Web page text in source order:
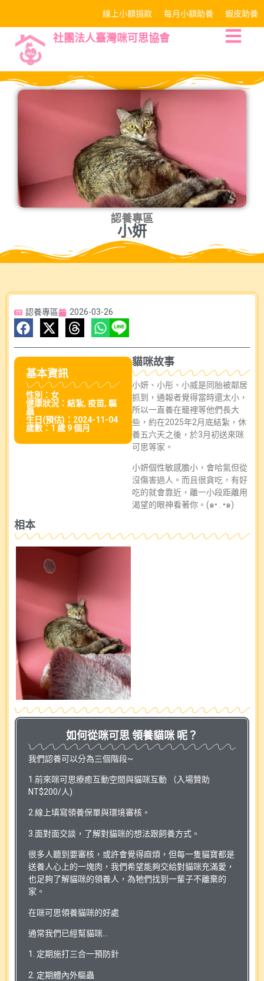
線上小額捐款 每月小額助養 蝦皮助養
社團法人臺灣咪可思協會
認養專區
小妍
認養專區 2026-03-26
基本資訊
性別：女
健康狀況：結紮, 疫苗, 驅
蟲
生日(預估)：2024-11-04
歲數：1 歲 9 個月
貓咪故事
小妍、小彤、小威是同胎被鄰居
抓到，通報者覺得當時還太小，
所以一直養在籠裡等他們長大
些，約在2025年2月底結紮，休
養五六天之後，於3月初送來咪
可思等家。
小妍個性敏感膽小，會哈氣但從
沒傷害過人。而且很貪吃，有好
吃的就會靠近，離一小段距離用
渴望的眼神看著你。(๑• . •๑)
相本
如何從咪可思 領養貓咪 呢？
我們認養可以分為三個階段~
1.前來咪可思療癒互動空間與貓咪互動 （入場贊助
NT$200/人)
2.線上填寫領養保單與環境審核。
3.面對面交談，了解對貓咪的想法跟飼養方式。
很多人聽到要審核，或許會覺得麻煩，但每一隻貓寶都是
送養人心上的一塊肉，我們希望能夠交給對貓咪充滿愛，
也足夠了解貓咪的領養人，為牠們找到一輩子不離棄的
家。
在咪可思領養貓咪的好處
通常我們已經幫貓咪…
1. 定期施打三合一預防針
2. 定期體內外驅蟲